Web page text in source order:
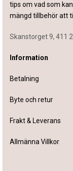
tips om vad som
mängd tillbehör att
Skanstorget 9, 411
Information
Betalning
Byte och retur
Frakt & Leverans
Allmänna Villkor